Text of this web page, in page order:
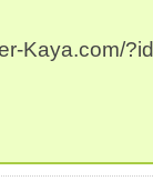
Kaya.com/